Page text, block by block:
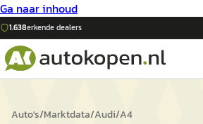
Ga naar inhoud
1.638erkende dealers
Auto's/Marktdata/Audi/A4